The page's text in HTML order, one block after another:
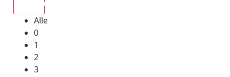
Alle
0
1
2
3